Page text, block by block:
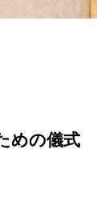
めの儀式